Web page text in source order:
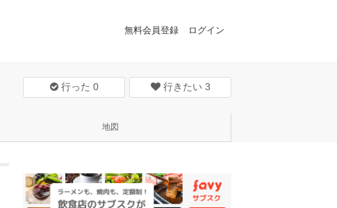
無料会員登録 ログイン
行った 0 行きたい 3
地図